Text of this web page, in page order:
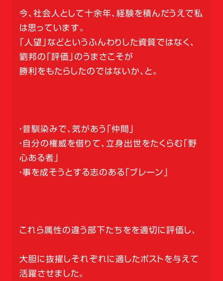
今、社会人として十余年、経験を積んだうえで私
は思っています。
「人望」などというふんわりした資質ではなく、
劉邦の「評価」のうまさこそが
勝利をもたらしたのではないか、と。
・昔馴染みで、気があう「仲間」
・自分の権威を借りて、立身出世をたくらむ「野
心ある者」
・事を成そうとする志のある「ブレーン」
これら属性の違う部下たちをを適切に評価し、
大胆に抜擢しそれぞれに適したポストを与えて
活躍させました。